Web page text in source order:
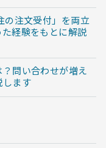
の注文受付」を両立
経験をもとに解説
問い合わせが増え
します